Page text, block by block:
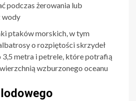
podczas żerowania lub
wody
ptaków morskich, w tym
o rozpiętości skrzydeł
3,5 metra i petrele, które potrafią
wzburzonego oceanu